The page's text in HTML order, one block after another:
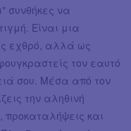
συνθήκες να
Είναι μια
εχθρό, αλλά ως
τον εαυτό
σου. Μέσα από τον
την αληθινή
και